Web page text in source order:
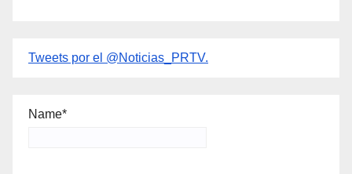
Tweets por el @Noticias_PRTV.
Name*